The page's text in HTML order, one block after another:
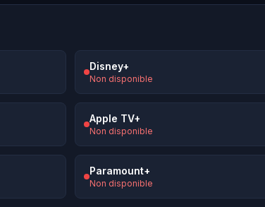
Disney+
Non disponible
Apple TV+
Non disponible
Paramount+
Non disponible